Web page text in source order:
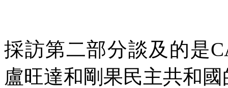
採訪第二部分談及的是
盧旺達和剛果民主共和